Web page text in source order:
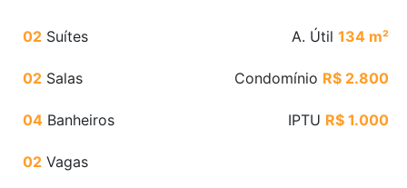
02 Suítes
02 Salas
04 Banheiros
02 Vagas
A. Útil 134 m²
Condomínio R$ 2.800
IPTU R$ 1.000